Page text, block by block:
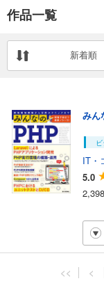
作品一覧
新着順
みん
IT・
5.0
<< <